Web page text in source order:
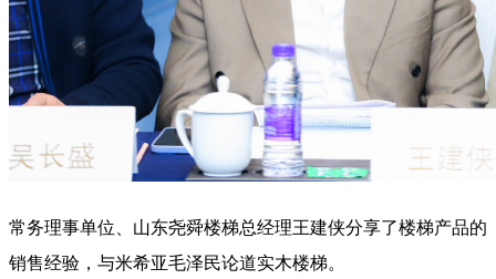
常务理事单位、山东尧舜楼梯总经理王建侠分享了楼梯产品的
销售经验，与米希亚毛泽民论道实木楼梯。